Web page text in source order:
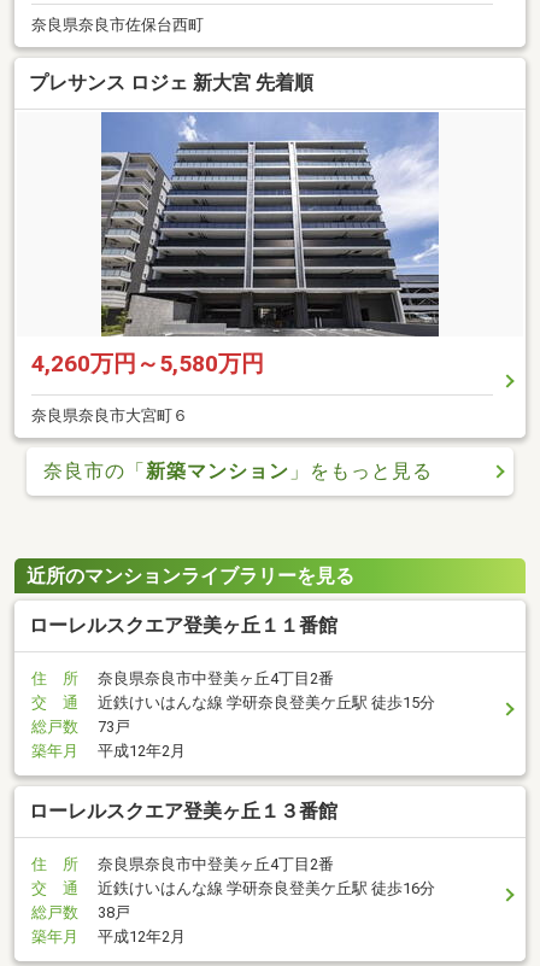
奈良県奈良市佐保台西町
プレサンス ロジェ 新大宮 先着順
4,260万円～5,580万円
奈良県奈良市大宮町６
奈良市の「 新築マンション 」をもっと見る
近所のマンションライブラリーを見る
ローレルスクエア登美ヶ丘１１番館
住 所
奈良県奈良市中登美ヶ丘4丁目2番
交 通
近鉄けいはんな線 学研奈良登美ケ丘駅 徒歩15分
総戸数
73戸
築年月
平成12年2月
ローレルスクエア登美ヶ丘１３番館
住 所
奈良県奈良市中登美ヶ丘4丁目2番
交 通
近鉄けいはんな線 学研奈良登美ケ丘駅 徒歩16分
総戸数
38戸
築年月
平成12年2月